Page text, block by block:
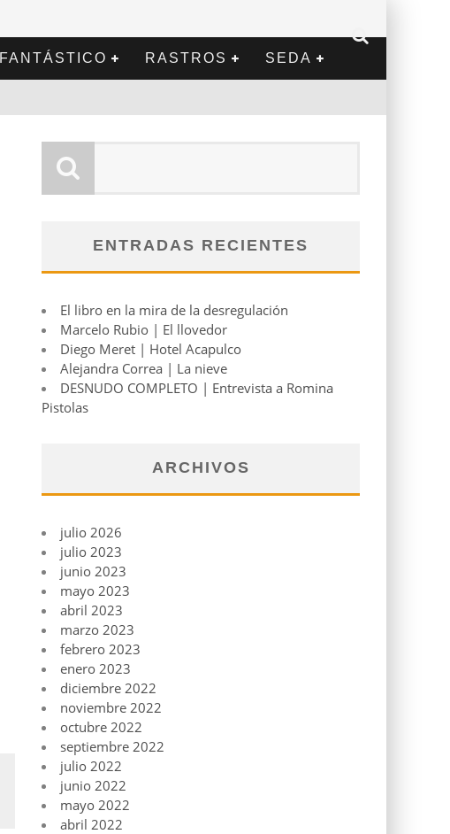
FANTÁSTICO RASTROS SEDA
ENTRADAS RECIENTES
El libro en la mira de la desregulación
Marcelo Rubio | El llovedor
Diego Meret | Hotel Acapulco
Alejandra Correa | La nieve
DESNUDO COMPLETO | Entrevista a Romina
Pistolas
ARCHIVOS
julio 2026
julio 2023
junio 2023
mayo 2023
abril 2023
marzo 2023
febrero 2023
enero 2023
diciembre 2022
noviembre 2022
octubre 2022
septiembre 2022
julio 2022
junio 2022
mayo 2022
abril 2022